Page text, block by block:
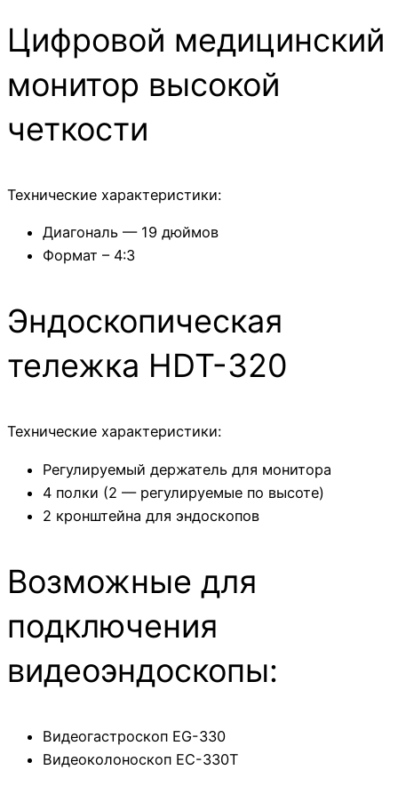
Цифровой медицинский
монитор высокой
четкости
Технические характеристики:
Диагональ — 19 дюймов
Формат – 4:3
Эндоскопическая
тележка HDT-320
Технические характеристики:
Регулируемый держатель для монитора
4 полки (2 — регулируемые по высоте)
2 кронштейна для эндоскопов
Возможные для
подключения
видеоэндоскопы:
Видеогастроскоп EG-330
Видеоколоноскоп EC-330T